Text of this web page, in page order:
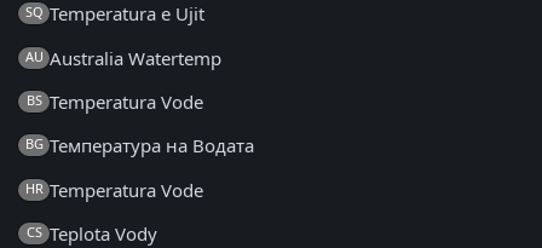
SQ Temperatura e Ujit
AU Australia Watertemp
BS Temperatura Vode
BG Температура на Водата
HR Temperatura Vode
CS Teplota Vody